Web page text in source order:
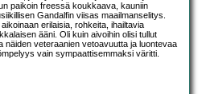
paikoin freessä koukkaava, kauniin
Gandalfin viisas maailmanselitys.
erilaisia, rohkeita, ihailtavia
ääni. Oli kuin aivoihin olisi tullut
näiden veteraanien vetoavuutta ja luontevaa
vain sympaattisemmaksi väritti.